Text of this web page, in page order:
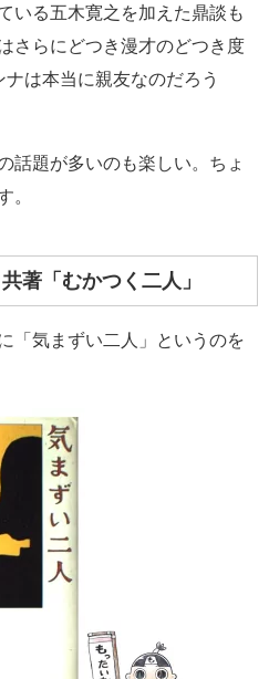
いる五木寛之を加えた鼎談も
さらにどつき漫才のどつき度
は本当に親友なのだろう
話題が多いのも楽しい。ちょ
。
著「むかつく二人」
「気まずい二人」というのを